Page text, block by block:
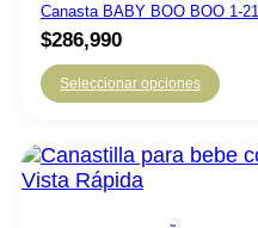
Canasta BABY BOO BOO 1-21
$286,990
Seleccionar opciones
Vista Rápida